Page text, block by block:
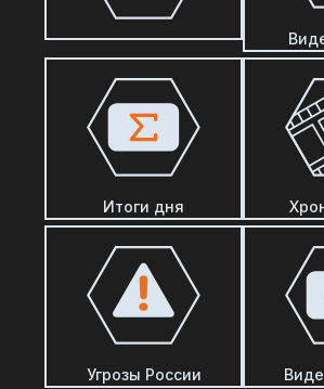
Итоги дня
Угрозы России